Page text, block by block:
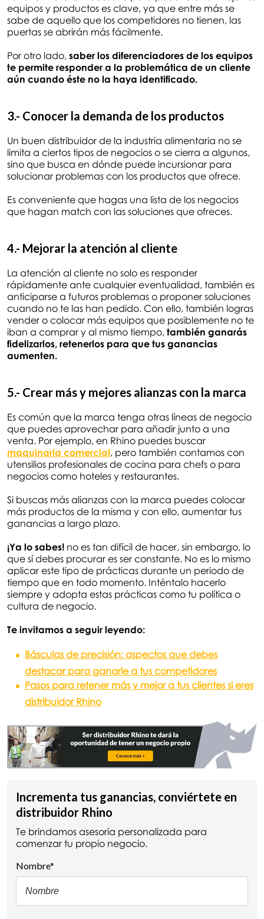
equipos y productos es clave, ya que entre más se
sabe de aquello que los competidores no tienen, las
puertas se abrirán más fácilmente.
Por otro lado, saber los diferenciadores de los equipos
te permite responder a la problemática de un cliente
aún cuando éste no la haya identificado.
3.- Conocer la demanda de los productos
Un buen distribuidor de la industria alimentaria no se
limita a ciertos tipos de negocios o se cierra a algunos,
sino que busca en dónde puede incursionar para
solucionar problemas con los productos que ofrece.
Es conveniente que hagas una lista de los negocios
que hagan match con las soluciones que ofreces.
4.- Mejorar la atención al cliente
La atención al cliente no solo es responder
rápidamente ante cualquier eventualidad, también es
anticiparse a futuros problemas o proponer soluciones
cuando no te las han pedido. Con ello, también logras
vender o colocar más equipos que posiblemente no te
iban a comprar y al mismo tiempo, también ganarás
fidelizarlos, retenerlos para que tus ganancias
aumenten.
5.- Crear más y mejores alianzas con la marca
Es común que la marca tenga otras líneas de negocio
que puedes aprovechar para añadir junto a una
venta. Por ejemplo, en Rhino puedes buscar
maquinaria comercial, pero también contamos con
utensilios profesionales de cocina para chefs o para
negocios como hoteles y restaurantes.
Si buscas más alianzas con la marca puedes colocar
más productos de la misma y con ello, aumentar tus
ganancias a largo plazo.
¡Ya lo sabes! no es tan difícil de hacer, sin embargo, lo
que sí debes procurar es ser constante. No es lo mismo
aplicar este tipo de prácticas durante un periodo de
tiempo que en todo momento. Inténtalo hacerlo
siempre y adopta estas prácticas como tu política o
cultura de negocio.
Te invitamos a seguir leyendo:
Básculas de precisión: aspectos que debes
destacar para ganarle a tus competidores
Pasos para retener más y mejor a tus clientes si eres
distribuidor Rhino
Incrementa tus ganancias, conviértete en
distribuidor Rhino
Te brindamos asesoría personalizada para
comenzar tu propio negocio.
Nombre*